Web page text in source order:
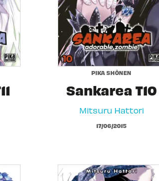
PIKA SHÔNEN
Sankarea T10
Mitsuru Hattori
17/06/2015